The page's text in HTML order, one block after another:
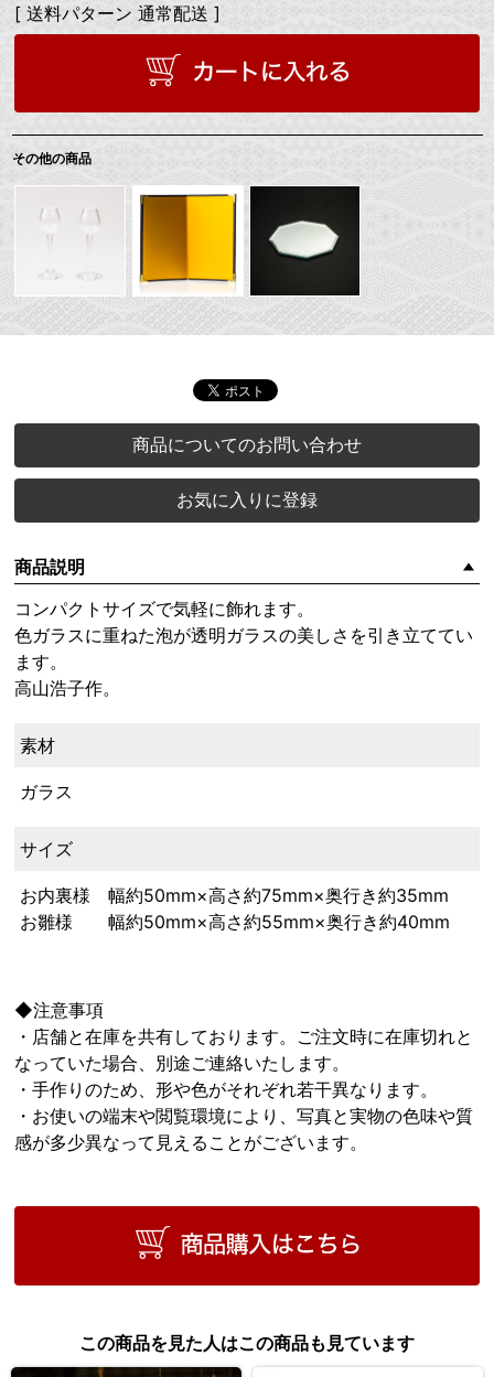
[ 送料パターン 通常配送 ]
その他の商品
商品についてのお問い合わせ
お気に入りに登録
商品説明
コンパクトサイズで気軽に飾れます。
色ガラスに重ねた泡が透明ガラスの美しさを引き立ててい
ます。
高山浩子作。
素材
ガラス
サイズ
お内裏様 幅約50mm×高さ約75mm×奥行き約35mm
お雛様 幅約50mm×高さ約55mm×奥行き約40mm
◆注意事項
・店舗と在庫を共有しております。ご注文時に在庫切れと
なっていた場合、別途ご連絡いたします。
・手作りのため、形や色がそれぞれ若干異なります。
・お使いの端末や閲覧環境により、写真と実物の色味や質
感が多少異なって見えることがございます。
この商品を見た人はこの商品も見ています